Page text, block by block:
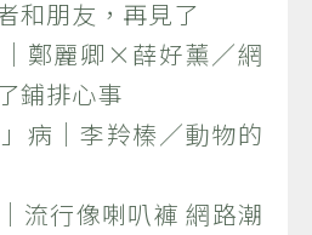
和朋友，再見了
鄭麗卿×薛好薰／網
鋪排心事
病｜李羚榛／動物的
流行像喇叭褲 網路潮